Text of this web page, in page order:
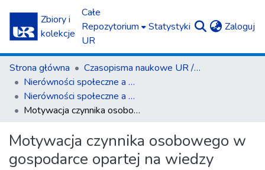
Zbiory i
kolekcje
Całe
Repozytorium
UR
Statystyki Zaloguj
Strona główna
Czasopisma naukowe UR / Scientific Journals
Nierówności społeczne a wzrost gospodarczy
Nierówności społeczne a wzrost gospodarczy z. 10 (2007)
Motywacja czynnika osobowego w gospodarce opartej na wiedzy
Motywacja czynnika osobowego w
gospodarce opartej na wiedzy